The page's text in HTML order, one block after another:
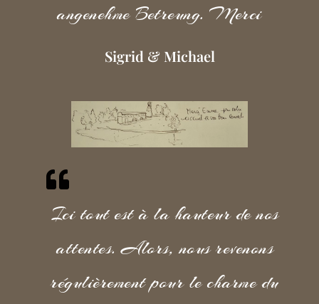
angenehme Betreung. Merci
Sigrid & Michael
Ici tout est à la hauteur de nos
attentes. Alors, nous revenons
régulièrement pour le charme du